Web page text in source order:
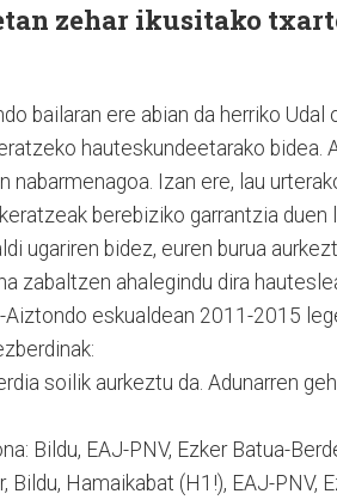
zehar ikusitako
bailaran ere abian da herriko
hauteskundeetarako bidea.
nabarmenagoa. Izan ere, lau
berebiziko garrantzia
ugariren bidez, euren burua
zabaltzen ahalegindu dira
Aiztondo eskualdean 2011-2015
soilik aurkeztu da. Adunarren
Bildu, EAJ-PNV, Ezker Batua-
Bildu, Hamaikabat (H1!), EAJ-PNV,